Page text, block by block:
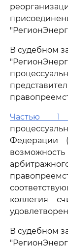
В судебном
Частью
Федерации
коллегия
В судебном